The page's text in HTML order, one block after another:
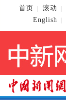
首页 滚动
English